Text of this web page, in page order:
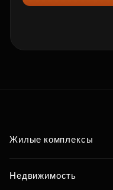
Жилые комплексы
Недвижимость